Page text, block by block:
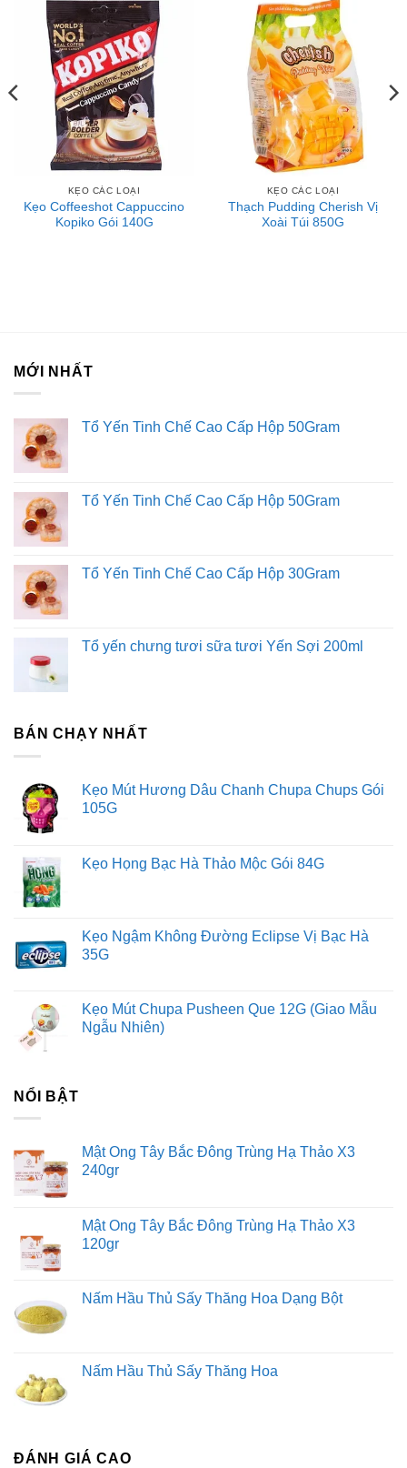
KẸO CÁC LOẠI
Kẹo Coffeeshot Cappuccino
Kopiko Gói 140G
KẸO CÁC LOẠI
Thạch Pudding Cherish Vị
Xoài Túi 850G
MỚI NHẤT
Tổ Yến Tinh Chế Cao Cấp Hộp 50Gram
Tổ Yến Tinh Chế Cao Cấp Hộp 50Gram
Tổ Yến Tinh Chế Cao Cấp Hộp 30Gram
Tổ yến chưng tươi sữa tươi Yến Sợi 200ml
BÁN CHẠY NHẤT
Kẹo Mút Hương Dâu Chanh Chupa Chups Gói
105G
Kẹo Họng Bạc Hà Thảo Mộc Gói 84G
Kẹo Ngậm Không Đường Eclipse Vị Bạc Hà
35G
Kẹo Mút Chupa Pusheen Que 12G (Giao Mẫu
Ngẫu Nhiên)
NỔI BẬT
Mật Ong Tây Bắc Đông Trùng Hạ Thảo X3
240gr
Mật Ong Tây Bắc Đông Trùng Hạ Thảo X3
120gr
Nấm Hầu Thủ Sấy Thăng Hoa Dạng Bột
Nấm Hầu Thủ Sấy Thăng Hoa
ĐÁNH GIÁ CAO